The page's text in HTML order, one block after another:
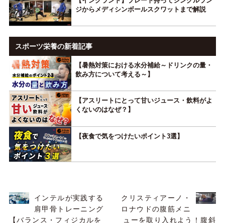
ジからメディシンボールスクワットまで解説
スポーツ栄養の新着記事
【暑熱対策における水分補給～ドリンクの量・
飲み方について考える～】
【アスリートにとって甘いジュース・飲料がよ
くないのはなぜ？】
【夜食で気をつけたいポイント3選】
インテルが実践する
肩甲骨トレーニング
【バランス・フィジカルを
クリスティアーノ・
ロナウドの腹筋メニ
ューを取り入れよう！腹斜